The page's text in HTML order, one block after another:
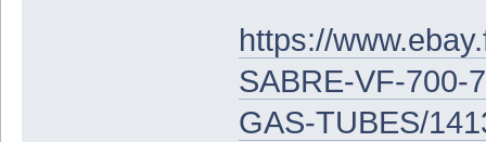
https://
SABRE-VF-700-
GAS-TUBES/